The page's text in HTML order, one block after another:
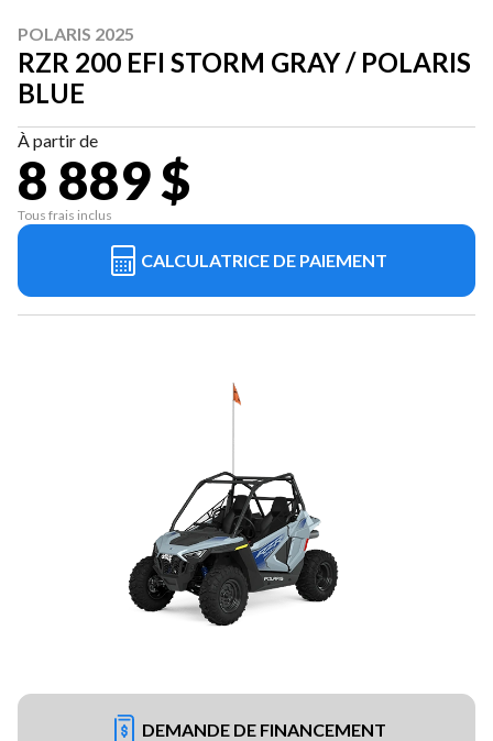
POLARIS 2025
RZR 200 EFI STORM GRAY / POLARIS
BLUE
À partir de
8 889 $
Tous frais inclus
CALCULATRICE DE PAIEMENT
DEMANDE DE FINANCEMENT